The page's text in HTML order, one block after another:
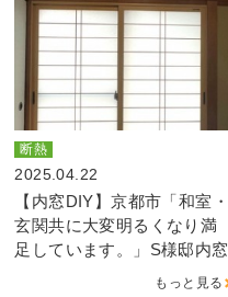
断熱
2025.04.22
【内窓DIY】京都市「和室・
玄関共に大変明るくなり満
足しています。」S様邸内窓
もっと見る